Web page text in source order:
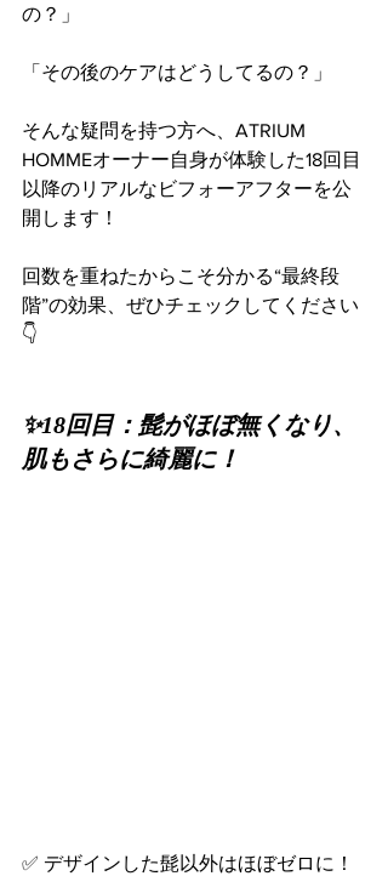
の？」
「その後のケアはどうしてるの？」
そんな疑問を持つ方へ、ATRIUM
HOMMEオーナー自身が体験した18回目
以降のリアルなビフォーアフターを公
開します！
回数を重ねたからこそ分かる“最終段
階”の効果、ぜひチェックしてください
👇
✨18回目：髭がほぼ無くなり、
肌もさらに綺麗に！
✅ デザインした髭以外はほぼゼロに！